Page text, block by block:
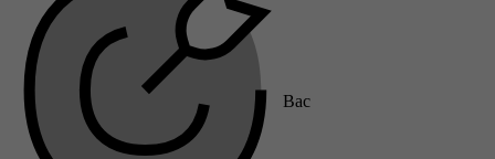
Bac